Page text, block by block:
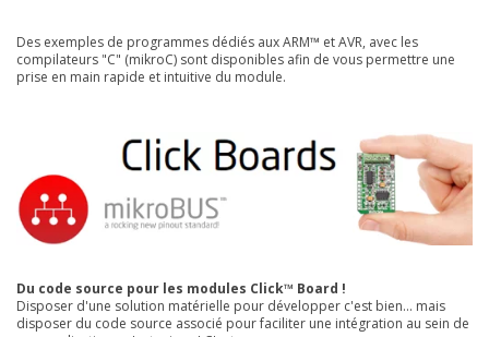
Des exemples de programmes dédiés aux ARM™ et AVR, avec les
compilateurs "C" (mikroC) sont disponibles afin de vous permettre une
prise en main rapide et intuitive du module.
Du code source pour les modules Click™ Board !
Disposer d'une solution matérielle pour développer c'est bien... mais
disposer du code source associé pour faciliter une intégration au sein de